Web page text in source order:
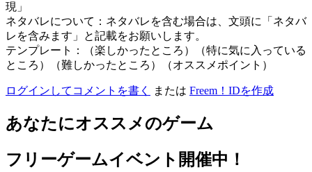
現」
ネタバレについて：ネタバレを含む場合は、文頭に「ネタバ
レを含みます」と記載をお願いします。
テンプレート：（楽しかったところ）（特に気に入っている
ところ）（難しかったところ）（オススメポイント）
ログインしてコメントを書く または Freem！IDを作成
あなたにオススメのゲーム
フリーゲームイベント開催中！